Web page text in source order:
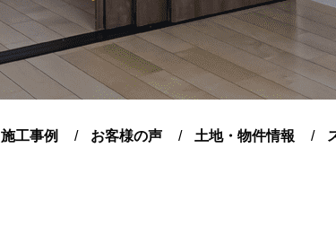
施工事例 お客様の声 土地・物件情報